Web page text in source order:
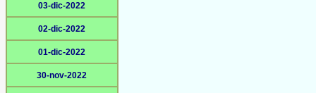
03-dic-2022
02-dic-2022
01-dic-2022
30-nov-2022